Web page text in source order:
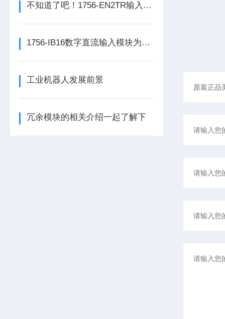
不知道了吧！1756-EN2TR输入模块是数控系统动力的保障
1756-IB16数字直流输入模块为整个自动化系统提供精准的数据支撑
工业机器人发展前景
冗余模块的相关介绍一起了解下